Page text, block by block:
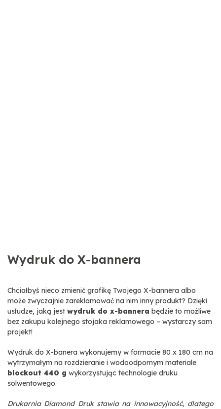
Wydruk do X-bannera
Chciałbyś nieco zmienić grafikę Twojego X-bannera albo
może zwyczajnie zareklamować na nim inny produkt? Dzięki
usłudze, jaką jest wydruk do x-bannera będzie to możliwe
bez zakupu kolejnego stojaka reklamowego – wystarczy sam
projekt!
Wydruk do X-banera wykonujemy w formacie 80 x 180 cm na
wytrzymałym na rozdzieranie i wodoodpornym materiale
blockout 440 g wykorzystując technologie druku
solwentowego.
Drukarnia Diamond Druk stawia na innowacyjność, dlatego